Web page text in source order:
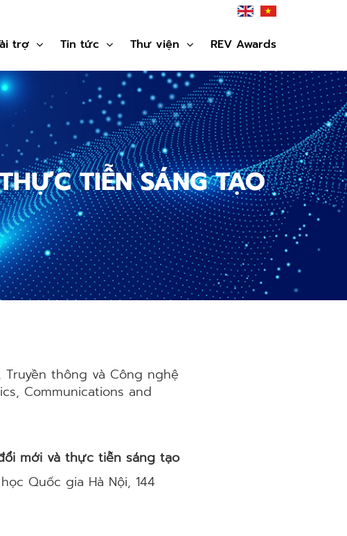
trợ Tin tức Thư viện REV Awards
TIỄN SÁNG TẠO
thông và Công nghệ
Communications and
mới và thực tiễn sáng tạo
Quốc gia Hà Nội, 144